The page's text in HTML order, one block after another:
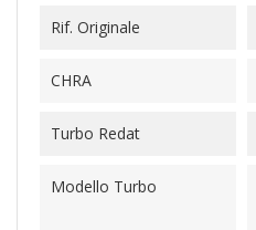
Rif. Originale
CHRA
Turbo Redat
Modello Turbo